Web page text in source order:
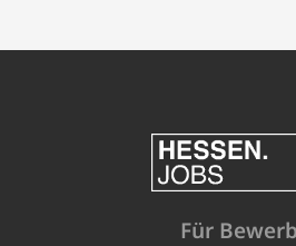
Für